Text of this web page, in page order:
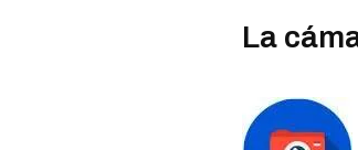
La